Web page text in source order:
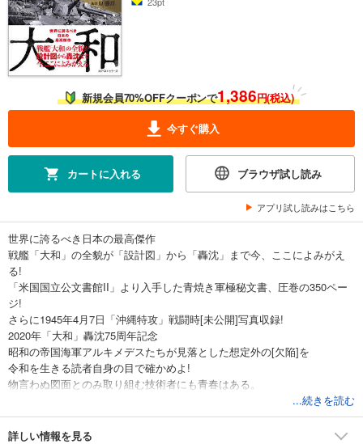
新規会員70%OFFクーポンで1,386円(税込)
今すぐ購入
カートに入れる ブラウザ試し読み
アプリ試し読みはこちら
世界に誇るべき日本の最高傑作
戦艦「大和」の全貌が「設計図」から「轟沈」まで今、ここによみがえ
る!
「米国国立公文書館II」より入手した青焼き軍極秘文書、圧巻の350ペー
ジ!
さらに1945年4月7日「沖縄特攻」戦闘時[未公開]写真収録!
2020年「大和」轟沈75周年記念
昭和の帝国海軍アルキメデスたちが見落とした想定外の[欠陥]を
令和を生きる読者自身の目で確かめよ!
物言わぬ図面とのみ取り組む技術者にも青春はある。
戦艦「大和」「武蔵」がその持てる力を発揮しないで、
永遠に海の藻屑と消え去った時に、失われた。
...続きを読む
詳しい情報を見る